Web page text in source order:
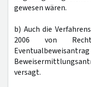
gewesen wären.
b) Auch die
2006 von
versagt.